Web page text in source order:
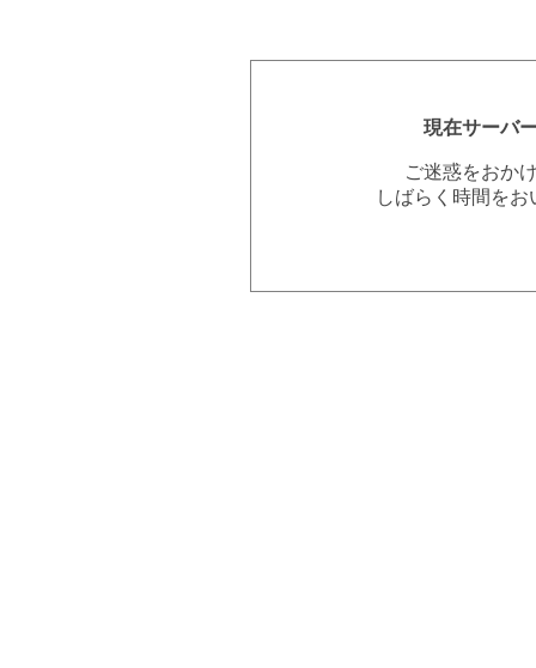
現在サーバ
ご迷惑をおか
しばらく時間を